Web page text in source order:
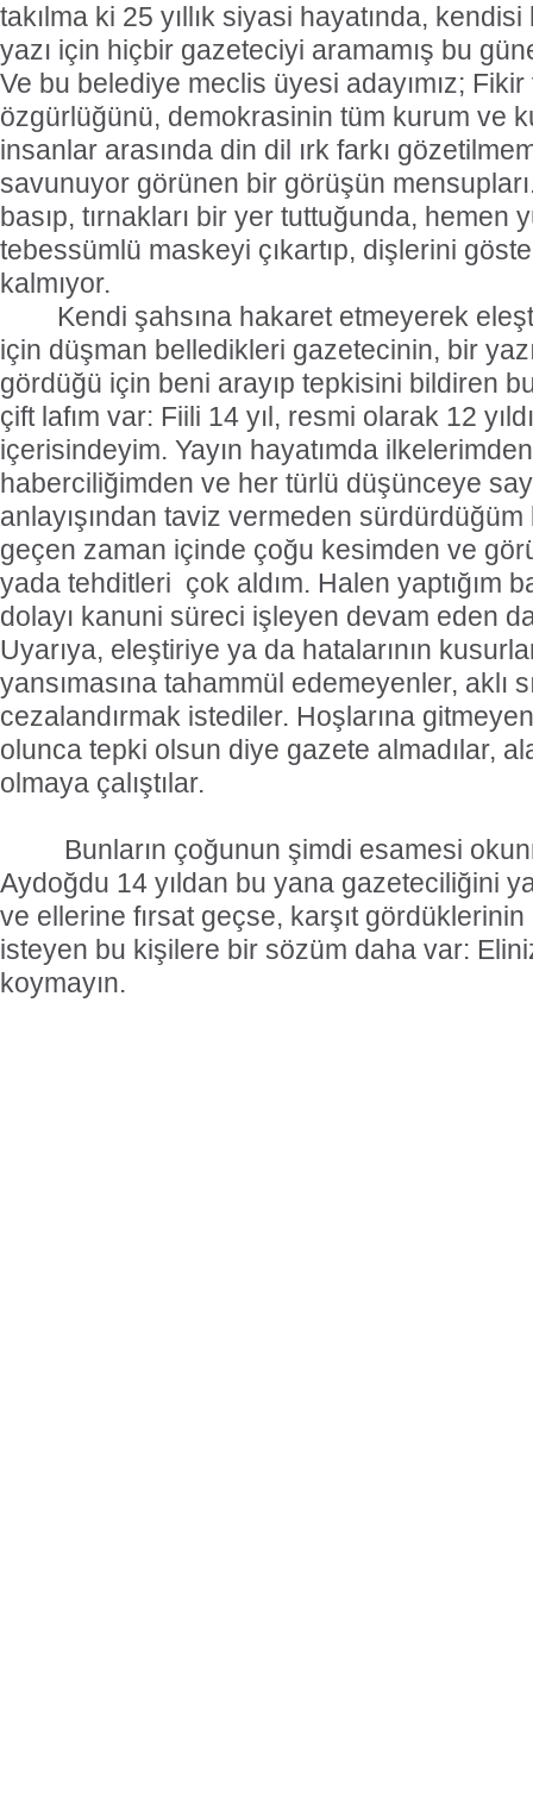
takılma ki 25 yıllık siyasi hayatında,
yazı için hiçbir gazeteciyi aramamış bu
Ve bu belediye meclis üyesi adayımız;
özgürlüğünü, demokrasinin tüm kurum ve
insanlar arasında din dil ırk farkı
savunuyor görünen bir görüşün
basıp, tırnakları bir yer tuttuğunda, hemen
tebessümlü maskeyi çıkartıp, dişlerini
kalmıyor.
Kendi şahsına hakaret etmeyerek
için düşman belledikleri gazetecinin, bir
gördüğü için beni arayıp tepkisini bildiren
çift lafım var: Fiili 14 yıl, resmi olarak 12
içerisindeyim. Yayın hayatımda
haberciliğimden ve her türlü düşünceye
anlayışından taviz vermeden sürdürdüğüm
geçen zaman içinde çoğu kesimden ve
yada tehditleri çok aldım. Halen yaptığım
dolayı kanuni süreci işleyen devam eden
Uyarıya, eleştiriye ya da hatalarının
yansımasına tahammül edemeyenler, aklı
cezalandırmak istediler. Hoşlarına
olunca tepki olsun diye gazete almadılar,
olmaya çalıştılar.
Bunların çoğunun şimdi esamesi
Aydoğdu 14 yıldan bu yana gazeteciliğini
ve ellerine fırsat geçse, karşıt
isteyen bu kişilere bir sözüm daha var:
koymayın.